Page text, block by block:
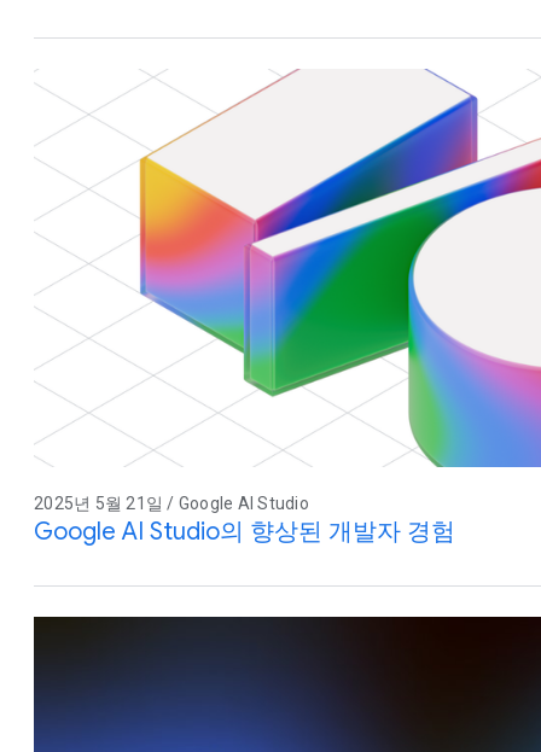
2025년 5월 21일 / Google AI Studio
Google AI Studio의 향상된 개발자 경험